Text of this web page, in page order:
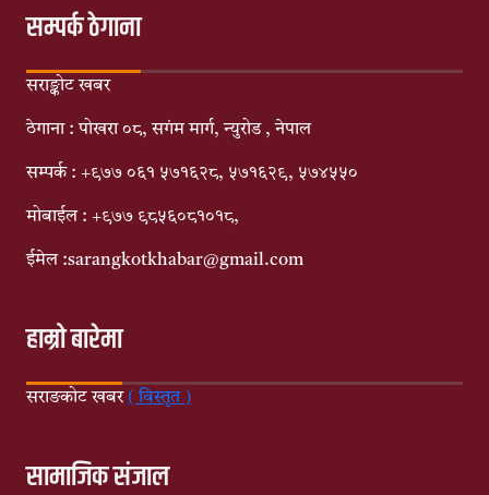
सम्पर्क ठेगाना
सराङ्कोट खबर
ठेगाना : पोखरा ०८, सगंम मार्ग, न्युरोड , नेपाल
सम्पर्क : +९७७ ०६१ ५७१६२८, ५७१६२९, ५७४५५०
मोबाईल : +९७७ ९८५६०८१०१८,
ईमेल :sarangkotkhabar@gmail.com
हाम्रो बारेमा
सराङकोट खबर ( विस्तृत )
सामाजिक संजाल